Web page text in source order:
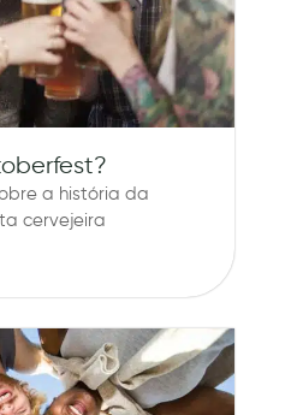
a história da
cervejeira